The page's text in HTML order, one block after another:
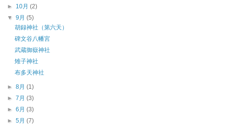
► 10月(2)
▼9月(5)
胡録神社（第六天）
碑文谷八幡宮
武蔵御嶽神社
雉子神社
布多天神社
►8月(1)
►7月(3)
►6月(3)
►5月(7)